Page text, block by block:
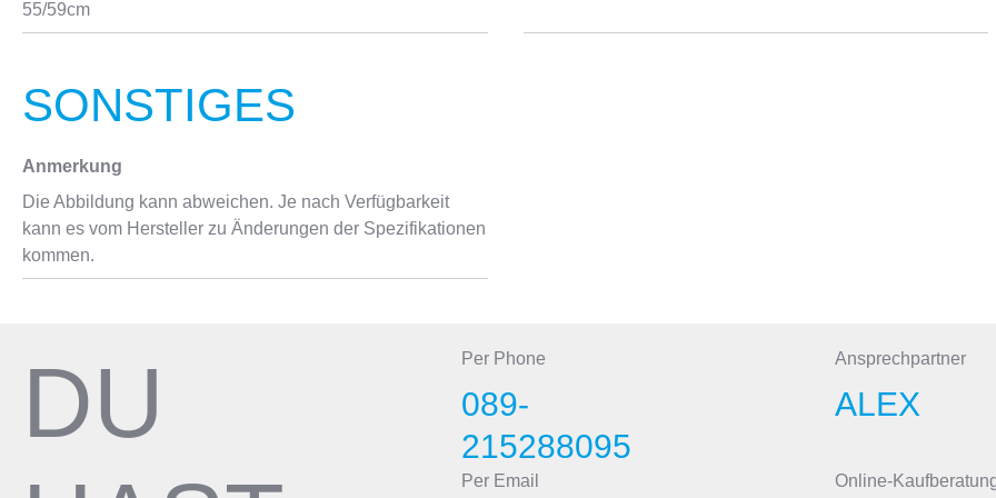
55/59cm
SONSTIGES
Anmerkung
Die Abbildung kann abweichen. Je nach Verfügbarkeit
kann es vom Hersteller zu Änderungen der Spezifikationen
kommen.
DU
Per Phone
089-
215288095
Ansprechpartner
ALEX
Per Email Online-